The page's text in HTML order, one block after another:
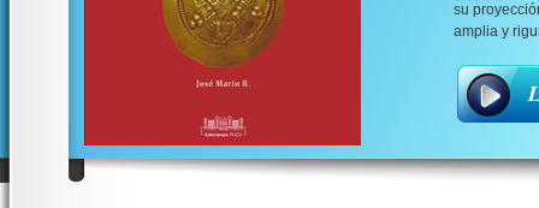
su
amplia y